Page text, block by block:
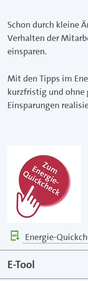
Schon durch kleine
Verhalten der
einsparen.
Mit den Tipps im
kurzfristig und
Einsparungen
Energie-
E-Tool